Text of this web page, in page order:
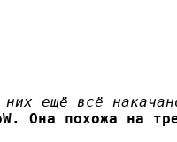
ещё всё
Она похожа на